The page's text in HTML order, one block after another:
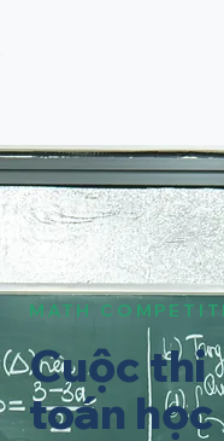
MATH
Cuộc thi
toán